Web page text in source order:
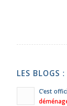
LES BLOGS :
C’est